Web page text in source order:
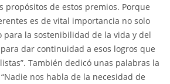
propósitos de estos premios. Porque
es de vital importancia no solo
para la sostenibilidad de la vida y del
dar continuidad a esos logros que
También dedicó unas palabras la
nos habla de la necesidad de